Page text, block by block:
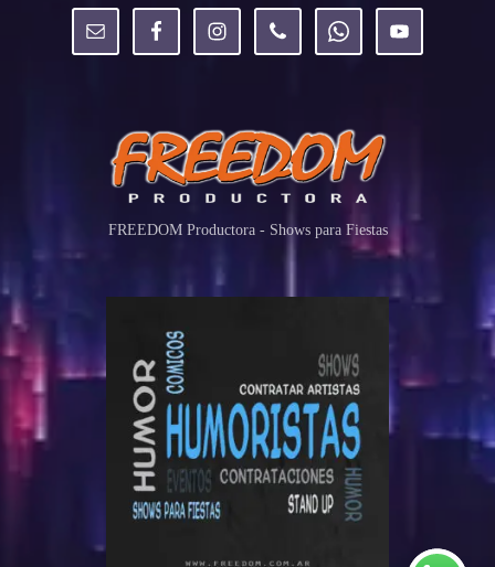
FREEDOM Productora - Shows para Fiestas